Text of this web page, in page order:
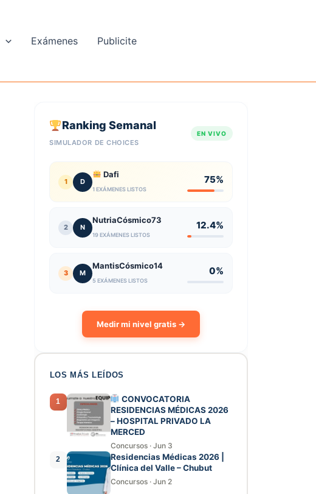
Exámenes Publicite
Ranking Semanal
SIMULADOR DE CHOICES
EN VIVO
1 D
Dafi
1 EXÁMENES LISTOS
75%
2 N
NutriaCósmico73
19 EXÁMENES LISTOS
12.4%
3 M
MantisCósmico14
5 EXÁMENES LISTOS
0%
Medir mi nivel gratis →
LOS MÁS LEÍDOS
1
CONVOCATORIA
RESIDENCIAS MÉDICAS 2026
– HOSPITAL PRIVADO LA
MERCED
Concursos · Jun 3
2
Residencias Médicas 2026 |
Clínica del Valle – Chubut
Concursos · Jun 2